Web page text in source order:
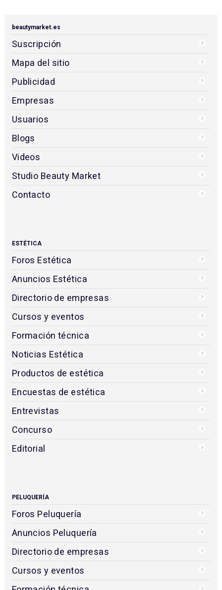
beautymarket.es
Suscripción
Mapa del sitio
Publicidad
Empresas
Usuarios
Blogs
Videos
Studio Beauty Market
Contacto
ESTÉTICA
Foros Estética
Anuncios Estética
Directorio de empresas
Cursos y eventos
Formación técnica
Noticias Estética
Productos de estética
Encuestas de estética
Entrevistas
Concurso
Editorial
PELUQUERÍA
Foros Peluquería
Anuncios Peluquería
Directorio de empresas
Cursos y eventos